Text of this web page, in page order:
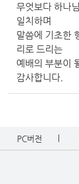
무엇보다 하나
일치하며
말씀에 기초한
리로 드리는
예배의 부분이
감사합니다.
PC버전